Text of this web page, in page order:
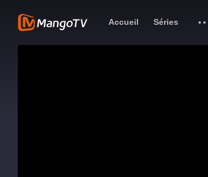
Accueil Séries